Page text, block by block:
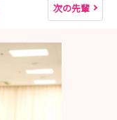
次の先輩